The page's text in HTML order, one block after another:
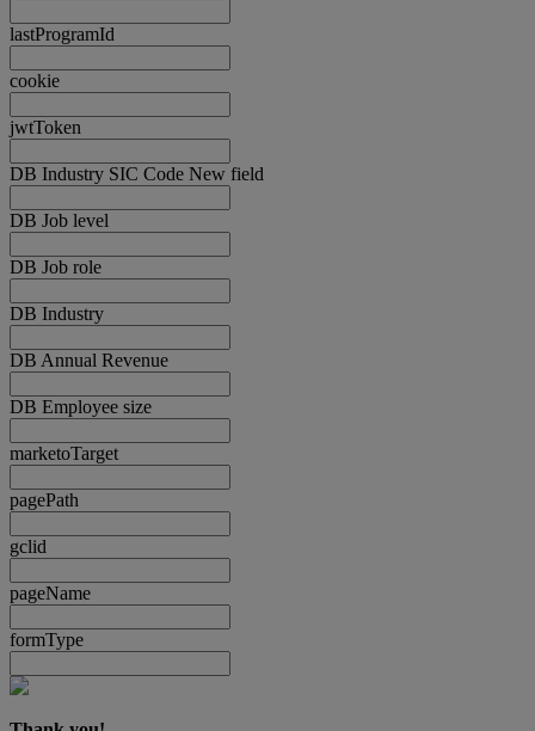
lastProgramId
cookie
jwtToken
DB Industry SIC Code New field
DB Job level
DB Job role
DB Industry
DB Annual Revenue
DB Employee size
marketoTarget
pagePath
gclid
pageName
formType